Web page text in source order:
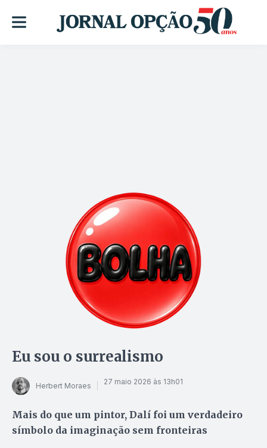
Eu sou o surrealismo
Herbert Moraes 27 maio 2026 às 13h01
Mais do que um pintor, Dalí foi um verdadeiro
símbolo da imaginação sem fronteiras